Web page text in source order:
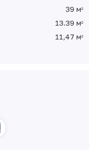
39 м2
13.39 м2
11,47 м2